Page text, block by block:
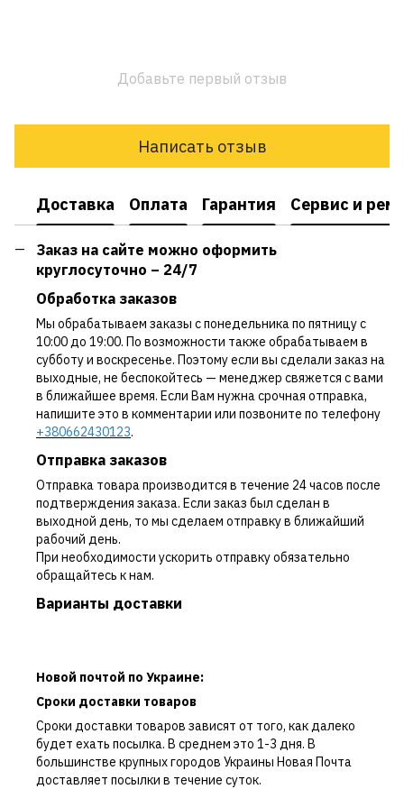
Добавьте первый отзыв
Написать отзыв
Доставка Оплата Гарантия Сервис и
Заказ на сайте можно оформить
круглосуточно – 24/7
Обработка заказов
Мы обрабатываем заказы с понедельника по пятницу с
10:00 до 19:00. По возможности также обрабатываем в
субботу и воскресенье. Поэтому если вы сделали заказ на
выходные, не беспокойтесь — менеджер свяжется с вами
в ближайшее время. Если Вам нужна срочная отправка,
напишите это в комментарии или позвоните по телефону
+380662430123.
Отправка заказов
Отправка товара производится в течение 24 часов после
подтверждения заказа. Если заказ был сделан в
выходной день, то мы сделаем отправку в ближайший
рабочий день.
При необходимости ускорить отправку обязательно
обращайтесь к нам.
Варианты доставки
Новой почтой по Украине:
Сроки доставки товаров
Сроки доставки товаров зависят от того, как далеко
будет ехать посылка. В среднем это 1-3 дня. В
большинстве крупных городов Украины Новая Почта
доставляет посылки в течение суток.